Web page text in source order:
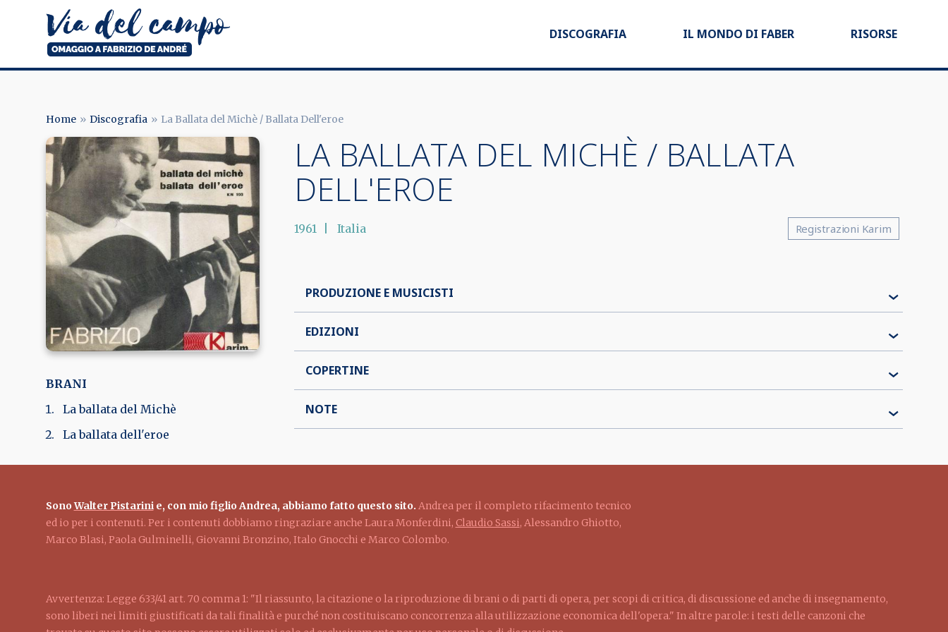
contenuto
principale
Via
campo
DISCOGRAFIA IL MONDO DI FABER RISORSE
BRICIOLE
DI
PANE
Home Discografia La Ballata del Michè / Ballata Dell'eroe
Image
BRANI
La ballata del Michè
La ballata dell'eroe
LA BALLATA DEL MICHÈ / BALLATA
DELL'EROE
1961 Italia Registrazioni Karim
PRODUZIONE E MUSICISTI
EDIZIONI
COPERTINE
NOTE
SonoWalter Pistarinie, con mio figlio Andrea, abbiamo fatto questo sito. Andrea per il completo rifacimento tecnico
ed io per i contenuti. Per i contenuti dobbiamo ringraziare anche Laura Monferdini, Claudio Sassi, Alessandro Ghiotto,
Marco Blasi, Paola Gulminelli, Giovanni Bronzino, Italo Gnocchi e Marco Colombo.
Avvertenza: Legge 633/41 art. 70 comma 1: "Il riassunto, la citazione o la riproduzione di brani o di parti di opera, per scopi di critica, di discussione ed anche di insegnamento,
sono liberi nei limiti giustificati da tali finalità e purché non costituiscano concorrenza alla utilizzazione economica dell'opera." In altre parole: i testi delle canzoni che